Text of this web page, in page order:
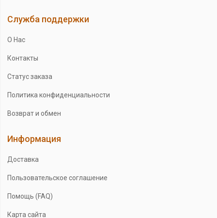
Служба поддержки
О Нас
Контакты
Статус заказа
Политика конфиденциальности
Возврат и обмен
Информация
Доставка
Пользовательское соглашение
Помощь (FAQ)
Карта сайта